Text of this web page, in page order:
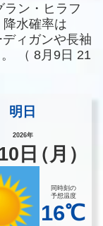
ン・ヒラフ
降水確率は
ィガンや長袖
（ 8月9日 21
明日
2026年
日（月）
同時刻の
予想温度
16℃